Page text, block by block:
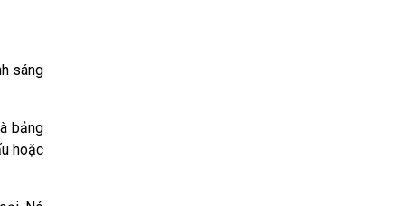
sáng
bảng
hoặc